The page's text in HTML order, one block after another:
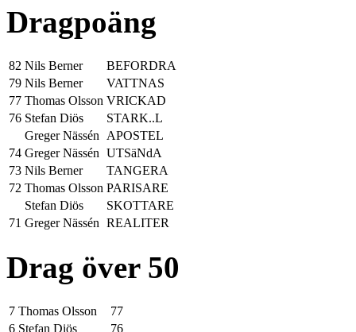
Dragpoäng
82 Nils Berner
BEFORDRA
79 Nils Berner
VATTNAS
77 Thomas Olsson VRICKAD
76 Stefan Diös
STARK..L
Greger Nässén
APOSTEL
74 Greger Nässén UTSäNdA
73 Nils Berner
TANGERA
72 Thomas Olsson PARISARE
Stefan Diös
SKOTTARE
71 Greger Nässén REALITER
Drag över 50
7 Thomas Olsson
77
6 Stefan Diös
76